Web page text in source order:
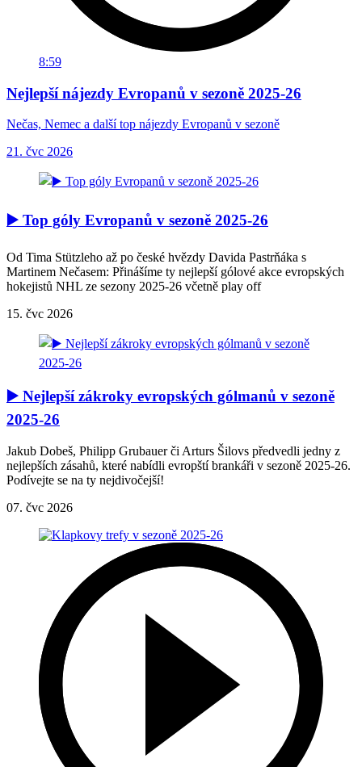
8:59
Nejlepší nájezdy Evropanů v sezoně 2025-26
Nečas, Nemec a další top nájezdy Evropanů v sezoně
21. čvc 2026
▶️ Top góly Evropanů v sezoně 2025-26
Od Tima Stützleho až po české hvězdy Davida Pastrňáka s
Martinem Nečasem: Přinášíme ty nejlepší gólové akce evropských
hokejistů NHL ze sezony 2025-26 včetně play off
15. čvc 2026
▶️ Nejlepší zákroky evropských gólmanů v sezoně
2025-26
Jakub Dobeš, Philipp Grubauer či Arturs Šilovs předvedli jedny z
nejlepších zásahů, které nabídli evropští brankáři v sezoně 2025-26.
Podívejte se na ty nejdivočejší!
07. čvc 2026